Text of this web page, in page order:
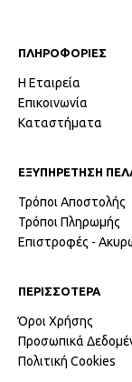
ΠΛΗΡΟΦΟΡΙΕΣ
Η Εταιρεία
Επικοινωνία
Καταστήματα
ΕΞΥΠΗΡΕΤΗΣΗ
Τρόποι Αποστολής
Τρόποι Πληρωμής
Επιστροφές -
ΠΕΡΙΣΣΟΤΕΡΑ
Όροι Χρήσης
Προσωπικά
Πολιτική Cookies